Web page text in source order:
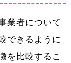
業者について
できるように
を比較するこ